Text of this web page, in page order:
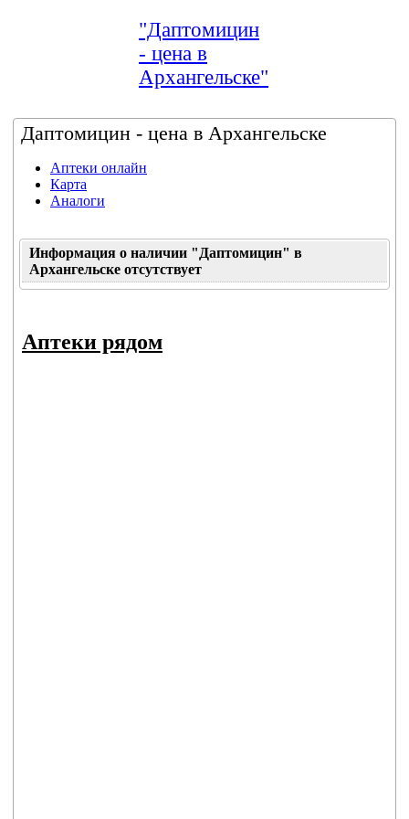
"Даптомицин
- цена в
Архангельске"
Даптомицин - цена в Архангельске
Аптеки онлайн
Карта
Аналоги
Информация о наличии "Даптомицин" в
Архангельске отсутствует
Аптеки рядом